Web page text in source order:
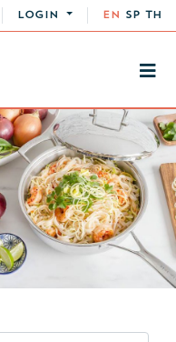
LOGIN EN SP TH